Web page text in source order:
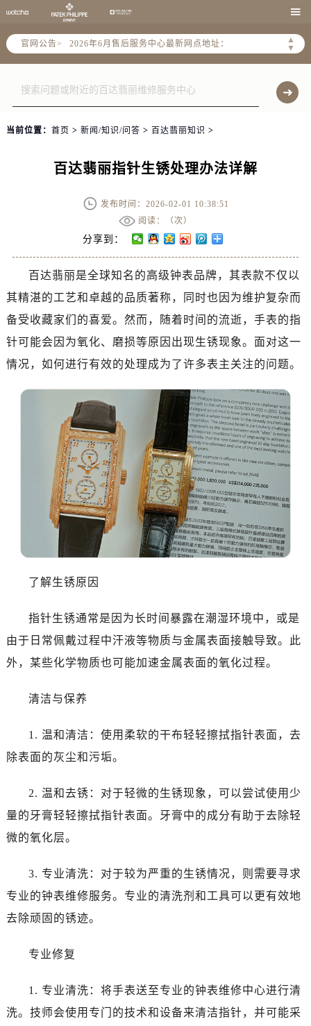

官网公告>
▲
▼
2026年6月北京市售后服务网络优化升级公告
2026年6月北京市官方售后客户服务热线：
2026年6月售后服务中心最新网点地址：
北京市东城区东长安街1号东方广场写字楼W3座6层602室（需提前预约）
北京市朝阳区建国门外大街甲6号华熙国际中心写字楼D座11层1102室（需提前预约）
北京市朝阳区建国门外大街甲6号华熙国际中心D座11层1102室售后服务中心（需提前预约）
当前位置： 首页 > 新闻/知识/问答 > 百达翡丽知识 >
百达翡丽指针生锈处理办法详解
发布时间：2026-02-01 10:38:51
阅读：（次）
分享到：
百达翡丽是全球知名的高级钟表品牌，其表款不仅以
其精湛的工艺和卓越的品质著称，同时也因为维护复杂而
备受收藏家们的喜爱。然而，随着时间的流逝，手表的指
针可能会因为氧化、磨损等原因出现生锈现象。面对这一
情况，如何进行有效的处理成为了许多表主关注的问题。
了解生锈原因
指针生锈通常是因为长时间暴露在潮湿环境中，或是
由于日常佩戴过程中汗液等物质与金属表面接触导致。此
外，某些化学物质也可能加速金属表面的氧化过程。
清洁与保养
1. 温和清洁：使用柔软的干布轻轻擦拭指针表面，去
除表面的灰尘和污垢。
2. 温和去锈：对于轻微的生锈现象，可以尝试使用少
量的牙膏轻轻擦拭指针表面。牙膏中的成分有助于去除轻
微的氧化层。
3. 专业清洗：对于较为严重的生锈情况，则需要寻求
专业的钟表维修服务。专业的清洗剂和工具可以更有效地
去除顽固的锈迹。
专业修复
1. 专业清洗：将手表送至专业的钟表维修中心进行清
洗。技师会使用专门的技术和设备来清洁指针，并可能采